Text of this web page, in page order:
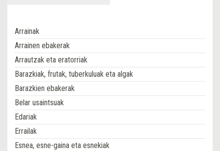
Arrainak
Arrainen ebakerak
Arrautzak eta eratorriak
Barazkiak, frutak, tuberkuluak eta algak
Barazkien ebakerak
Belar usaintsuak
Edariak
Errailak
Esnea, esne-gaina eta esnekiak